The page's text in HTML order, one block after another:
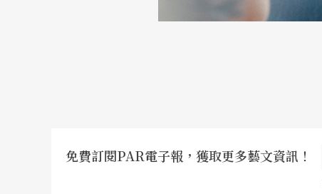
免費訂閱PAR電子報，獲取更多藝文資訊！